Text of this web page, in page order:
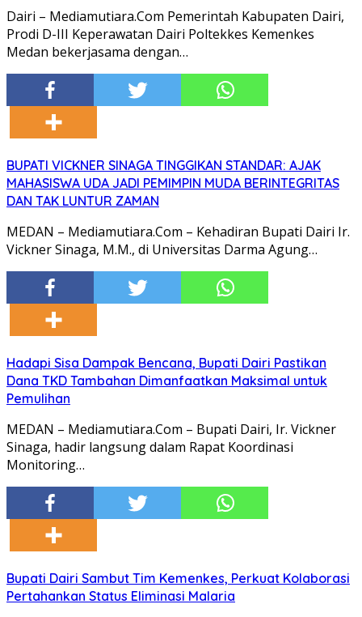
Dairi – Mediamutiara.Com Pemerintah Kabupaten Dairi,
Prodi D-III Keperawatan Dairi Poltekkes Kemenkes
Medan bekerjasama dengan…
BUPATI VICKNER SINAGA TINGGIKAN STANDAR: AJAK
MAHASISWA UDA JADI PEMIMPIN MUDA BERINTEGRITAS
DAN TAK LUNTUR ZAMAN
MEDAN – Mediamutiara.Com – Kehadiran Bupati Dairi Ir.
Vickner Sinaga, M.M., di Universitas Darma Agung…
Hadapi Sisa Dampak Bencana, Bupati Dairi Pastikan
Dana TKD Tambahan Dimanfaatkan Maksimal untuk
Pemulihan
MEDAN – Mediamutiara.Com – Bupati Dairi, Ir. Vickner
Sinaga, hadir langsung dalam Rapat Koordinasi
Monitoring…
Bupati Dairi Sambut Tim Kemenkes, Perkuat Kolaborasi
Pertahankan Status Eliminasi Malaria